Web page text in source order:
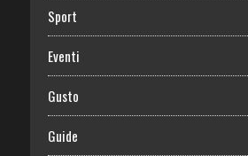
Sport
Eventi
Gusto
Guide